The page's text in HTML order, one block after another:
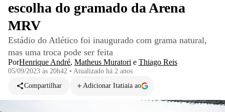
escolha do gramado da Arena
MRV
Estádio do Atlético foi inaugurado com grama natural,
mas uma troca pode ser feita
PorHenrique André, Matheus Muratori e Thiago Reis
05/09/2023 às 20h42 • Atualizado há 2 anos
Compartilhar
Adicionar Itatiaia ao